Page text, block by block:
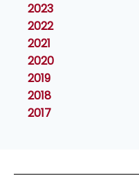
2023
2022
2021
2020
2019
2018
2017